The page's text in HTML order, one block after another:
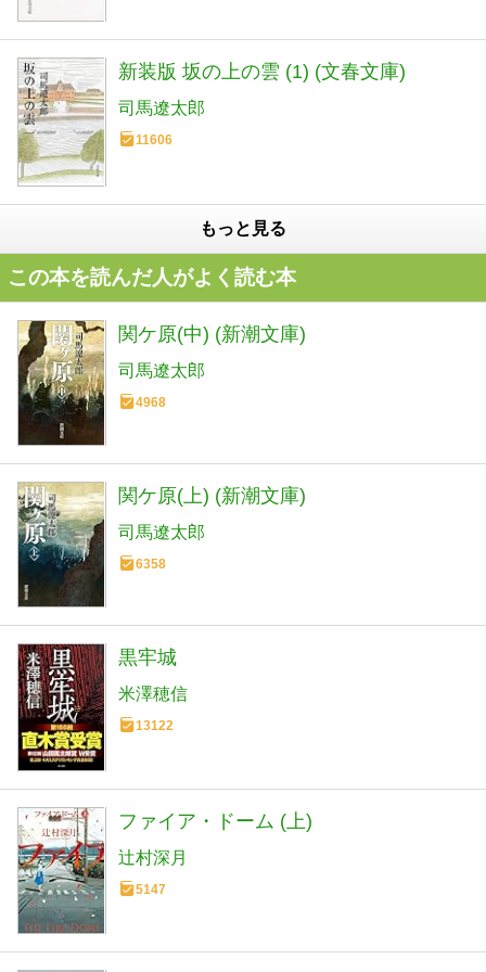
新装版 坂の上の雲 (1) (文春文庫)
司馬遼太郎
11606
もっと見る
この本を読んだ人がよく読む本
関ケ原(中) (新潮文庫)
司馬遼太郎
4968
関ケ原(上) (新潮文庫)
司馬遼太郎
6358
黒牢城
米澤穂信
13122
ファイア・ドーム (上)
辻村深月
5147